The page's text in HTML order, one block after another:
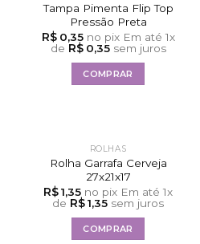
Tampa Pimenta Flip Top
Pressão Preta
R$ 0,35 no pix Em até1x
de R$ 0,35sem juros
COMPRAR
ROLHAS
Rolha Garrafa Cerveja
27x21x17
R$1,35 no pix Em até1x
de R$1,35 sem juros
COMPRAR